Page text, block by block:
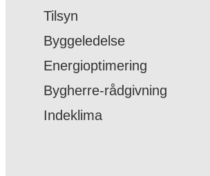
Tilsyn
Byggeledelse
Energioptimering
Bygherre-rådgivning
Indeklima